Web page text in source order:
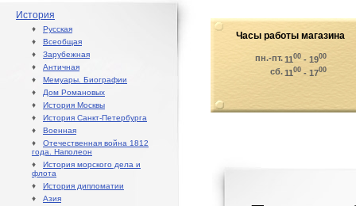
История
♦ Русская
♦ Всеобщая
♦ Зарубежная
♦ Античная
♦ Мемуары. Биографии
♦ Дом Романовых
♦ История Москвы
♦ История Санкт-Петербурга
♦ Военная
♦ Отечественная война 1812
года. Наполеон
♦ История морского дела и
флота
♦ История дипломатии
♦ Азия
Часы работы магазина
пн.-пт.1100 - 1900
сб.1100 - 1700